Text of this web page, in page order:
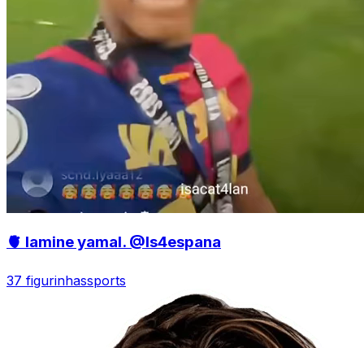
🫀 lamine yamal. @Is4espana
37 figurinhassports